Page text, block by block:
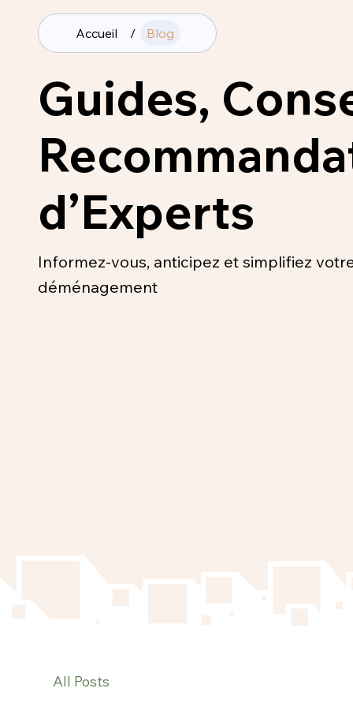
Accueil / Blog
Guides,
d’Experts
Informez-vous, anticipez et simplifiez
déménagement
All Posts